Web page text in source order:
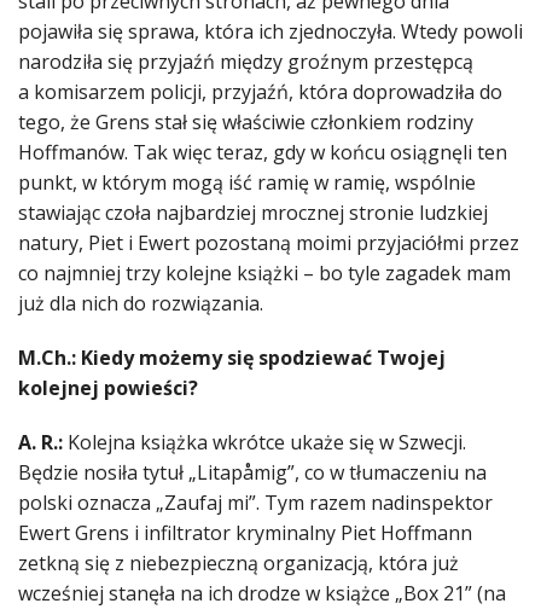
pojawiła się sprawa, która ich zjednoczyła. Wtedy powoli
narodziła się przyjaźń między groźnym przestępcą
a komisarzem policji, przyjaźń, która doprowadziła do
tego, że Grens stał się właściwie członkiem rodziny
Hoffmanów. Tak więc teraz, gdy w końcu osiągnęli ten
punkt, w którym mogą iść ramię w ramię, wspólnie
stawiając czoła najbardziej mrocznej stronie ludzkiej
natury, Piet i Ewert pozostaną moimi przyjaciółmi przez
co najmniej trzy kolejne książki – bo tyle zagadek mam
już dla nich do rozwiązania.
M.Ch.: Kiedy możemy się spodziewać Twojej
kolejnej powieści?
A. R.: Kolejna książka wkrótce ukaże się w Szwecji.
Będzie nosiła tytuł „Litapåmig”, co w tłumaczeniu na
polski oznacza „Zaufaj mi”. Tym razem nadinspektor
Ewert Grens i infiltrator kryminalny Piet Hoffmann
zetkną się z niebezpieczną organizacją, która już
wcześniej stanęła na ich drodze w książce „Box 21” (na